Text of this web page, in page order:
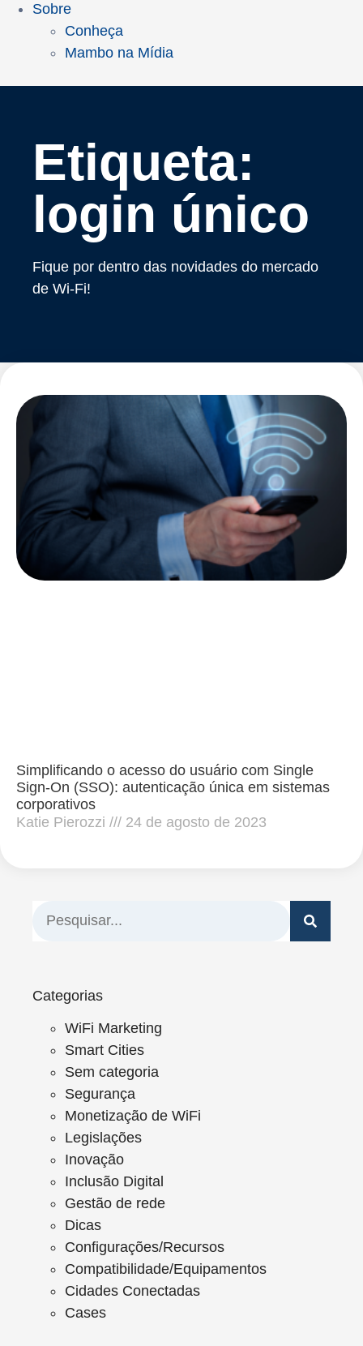
Sobre
Conheça
Mambo na Mídia
Etiqueta:
login único
Fique por dentro das novidades do mercado
de Wi-Fi!
Simplificando o acesso do usuário com Single
Sign-On (SSO): autenticação única em sistemas
corporativos
Katie Pierozzi
24 de agosto de 2023
Categorias
WiFi Marketing
Smart Cities
Sem categoria
Segurança
Monetização de WiFi
Legislações
Inovação
Inclusão Digital
Gestão de rede
Dicas
Configurações/Recursos
Compatibilidade/Equipamentos
Cidades Conectadas
Cases